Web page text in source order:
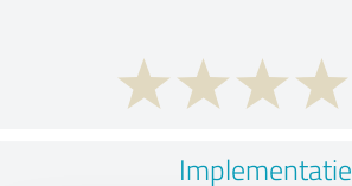
Implementatie